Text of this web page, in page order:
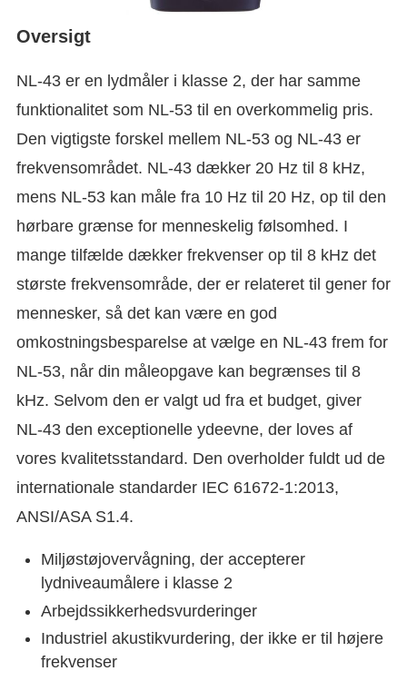
Oversigt
NL-43 er en lydmåler i klasse 2, der har samme
funktionalitet som NL-53 til en overkommelig pris.
Den vigtigste forskel mellem NL-53 og NL-43 er
frekvensområdet. NL-43 dækker 20 Hz til 8 kHz,
mens NL-53 kan måle fra 10 Hz til 20 Hz, op til den
hørbare grænse for menneskelig følsomhed. I
mange tilfælde dækker frekvenser op til 8 kHz det
største frekvensområde, der er relateret til gener for
mennesker, så det kan være en god
omkostningsbesparelse at vælge en NL-43 frem for
NL-53, når din måleopgave kan begrænses til 8
kHz. Selvom den er valgt ud fra et budget, giver
NL-43 den exceptionelle ydeevne, der loves af
vores kvalitetsstandard. Den overholder fuldt ud de
internationale standarder IEC 61672-1:2013,
ANSI/ASA S1.4.
Miljøstøjovervågning, der accepterer
lydniveaumålere i klasse 2
Arbejdssikkerhedsvurderinger
Industriel akustikvurdering, der ikke er til højere
frekvenser